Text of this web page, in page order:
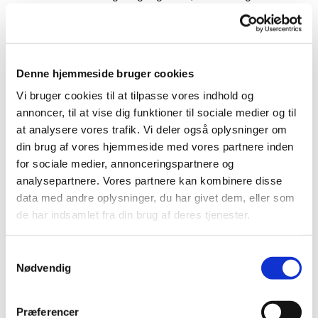
Denne hjemmeside bruger cookies
Vi bruger cookies til at tilpasse vores indhold og
annoncer, til at vise dig funktioner til sociale medier og til
at analysere vores trafik. Vi deler også oplysninger om
din brug af vores hjemmeside med vores partnere inden
for sociale medier, annonceringspartnere og
analysepartnere. Vores partnere kan kombinere disse
data med andre oplysninger, du har givet dem, eller som
de har indsamlet fra din brug af deres tjenester.
Nødvendig
Præferencer
Ekelund peger på den perfekthedskultur, som mange
hele tiden og sammenligner os med hinanden, og det
giver os et forventningspres. Men jeg prøver at fortælle
dem, at det ikke er i konfirmandundervisningen, de
skalshine. Det er derimod her de bare skalvære”.
Og sognepræsten kan faktisk mærke, at det gør en
forskel for en del af dem, at de føler sig set af andre og
set af hende som præst. Så her er relationen mellem
præst og konfirmand alfa og omega, påpeger hun:
”Relationen kommer nemlig til at give dem
anerkendelse og tillid til at kunne indgå i andre
selvbillede, som mange unge kan få på de sociale